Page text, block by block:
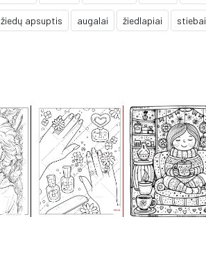
žiedų apsuptis augalai žiedlapiai stiebai